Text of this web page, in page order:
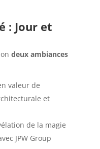
: Jour et
deux ambiances
valeur de
et
de la magie
JPW Group